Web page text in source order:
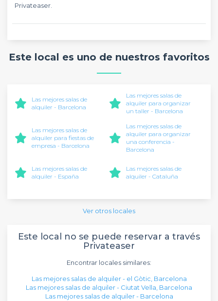
Privateaser.
Este local es uno de nuestros favoritos
Las mejores salas de
alquiler - Barcelona
Las mejores salas de
alquiler para organizar
un taller - Barcelona
Las mejores salas de
alquiler para fiestas de
empresa - Barcelona
Las mejores salas de
alquiler para organizar
una conferencia -
Barcelona
Las mejores salas de
alquiler - España
Las mejores salas de
alquiler - Cataluña
Ver otros locales
Este local no se puede reservar a través
Privateaser
Encontrar locales similares:
Las mejores salas de alquiler - el Gòtic, Barcelona
Las mejores salas de alquiler - Ciutat Vella, Barcelona
Las mejores salas de alquiler - Barcelona